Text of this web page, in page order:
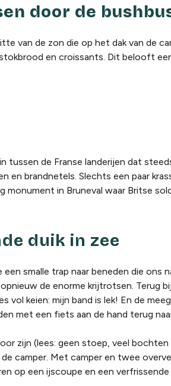
door de
van de zon die op het dak van de
en croissants. Dit belooft
tussen de Franse landerijen dat
en brandnetels. Slechts een paar
in Bruneval waar Britse
duik in zee
smalle trap naar beneden die ons
de enorme krijtrotsen. Terug
vol keien: mijn band is lek! En de
met een fiets aan de hand terug
zijn (lees: geen stoep, veel
camper. Met camper en twee
op een ijscoupe en een verfrissende